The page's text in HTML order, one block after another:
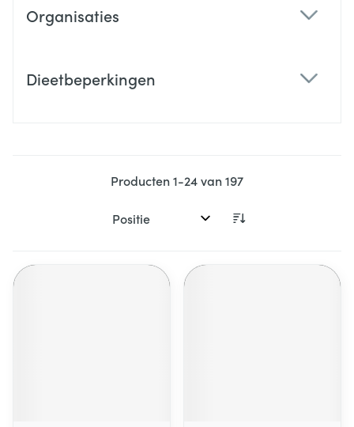
Organisaties
Dieetbeperkingen
Producten1-24van197
Sorteer op: